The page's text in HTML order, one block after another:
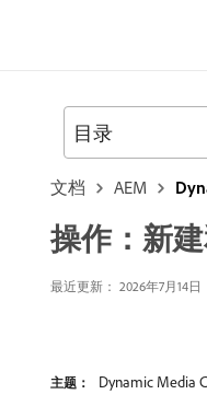
文档 AEM
操作：新
最近更新： 2026年7月14日
主题： Dynamic Media
目录